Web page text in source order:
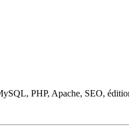
PHP, Apache, SEO,